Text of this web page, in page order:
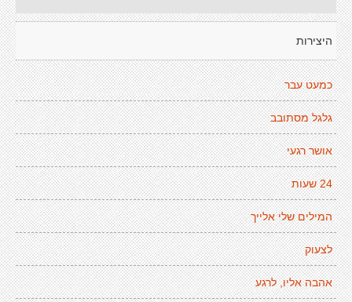
היצירות
כמעט עבר
גלגל מסתובב
אושר רגעי
24 שעות
המילים שלי אלייך
לצעוק
אהבה אליו, לרגע